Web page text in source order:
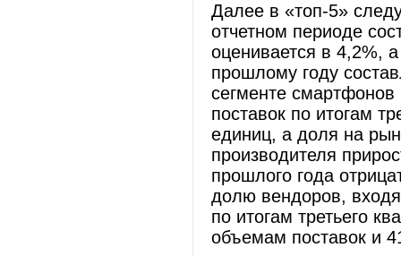
Далее в «топ-5»
отчетном периоде
оценивается в 4,2%,
прошлому году
сегменте
поставок по итогам
единиц, а доля на
производителя
прошлого года
долю вендоров,
по итогам третьего
объемам поставок и